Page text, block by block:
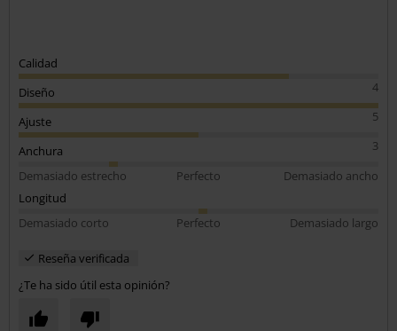
Calidad
4
Diseño
5
Ajuste
3
Anchura
Demasiado estrecho
Perfecto
Demasiado ancho
Longitud
Demasiado corto
Perfecto Demasiado largo
Reseña verificada
¿Te ha sido útil esta opinión?